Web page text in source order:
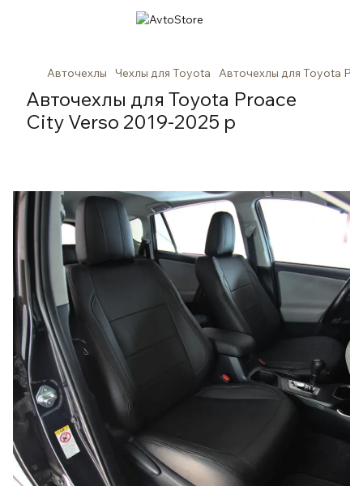
Авточехлы Чехлы для Toyota Авточехлы для Toyota
Авточехлы для Toyota Proace
City Verso 2019-2025 р